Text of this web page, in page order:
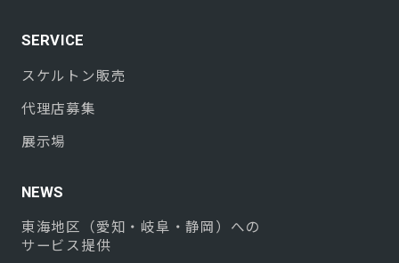
SERVICE
スケルトン販売
代理店募集
展示場
NEWS
東海地区（愛知・岐阜・静岡）への
サービス提供